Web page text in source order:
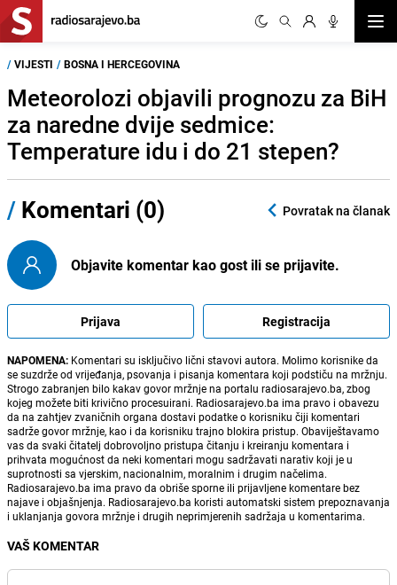
/ VIJESTI / BOSNA I HERCEGOVINA
Meteorolozi objavili prognozu za BiH
za naredne dvije sedmice:
Temperature idu i do 21 stepen?
/ Komentari (0) Povratak na članak
Objavite komentar kao gost ili se prijavite.
Prijava Registracija
NAPOMENA: Komentari su isključivo lični stavovi autora. Molimo korisnike da
se suzdrže od vrijeđanja, psovanja i pisanja komentara koji podstiču na mržnju.
Strogo zabranjen bilo kakav govor mržnje na portalu radiosarajevo.ba, zbog
kojeg možete biti krivično procesuirani. Radiosarajevo.ba ima pravo i obavezu
da na zahtjev zvaničnih organa dostavi podatke o korisniku čiji komentari
sadrže govor mržnje, kao i da korisniku trajno blokira pristup. Obaviještavamo
vas da svaki čitatelj dobrovoljno pristupa čitanju i kreiranju komentara i
prihvata mogućnost da neki komentari mogu sadržavati narativ koji je u
suprotnosti sa vjerskim, nacionalnim, moralnim i drugim načelima.
Radiosarajevo.ba ima pravo da obriše sporne ili prijavljene komentare bez
najave i objašnjenja. Radiosarajevo.ba koristi automatski sistem prepoznavanja
i uklanjanja govora mržnje i drugih neprimjerenih sadržaja u komentarima.
VAŠ KOMENTAR